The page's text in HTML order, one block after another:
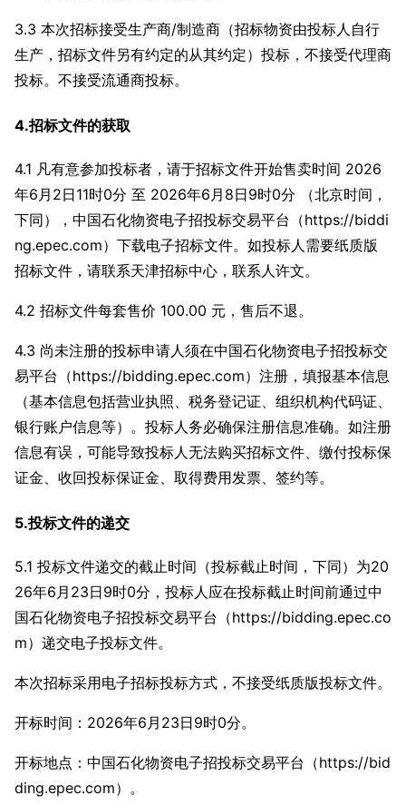
3.3 本次招标接受生产商/制造商（招标物资由投标人自行
生产，招标文件另有约定的从其约定）投标，不接受代理商
投标。不接受流通商投标。
4.招标文件的获取
4.1 凡有意参加投标者，请于招标文件开始售卖时间 2026
年6月2日11时0分 至 2026年6月8日9时0分 （北京时间，
下同），中国石化物资电子招投标交易平台（https://biddi
ng.epec.com）下载电子招标文件。如投标人需要纸质版
招标文件，请联系天津招标中心，联系人许文。
4.2 招标文件每套售价 100.00 元，售后不退。
4.3 尚未注册的投标申请人须在中国石化物资电子招投标交
易平台（https://bidding.epec.com）注册，填报基本信息
（基本信息包括营业执照、税务登记证、组织机构代码证、
银行账户信息等）。投标人务必确保注册信息准确。如注册
信息有误，可能导致投标人无法购买招标文件、缴付投标保
证金、收回投标保证金、取得费用发票、签约等。
5.投标文件的递交
5.1 投标文件递交的截止时间（投标截止时间，下同）为20
26年6月23日9时0分，投标人应在投标截止时间前通过中
国石化物资电子招投标交易平台（https://bidding.epec.co
m）递交电子投标文件。
本次招标采用电子招标投标方式，不接受纸质版投标文件。
开标时间：2026年6月23日9时0分。
开标地点：中国石化物资电子招投标交易平台（https://bid
ding.epec.com）。